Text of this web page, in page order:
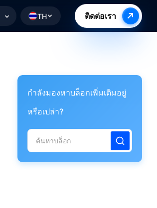
TH ติดต่อเรา
กำลังมองหาบล็อกเพิ่มเติมอยู่
หรือเปล่า?